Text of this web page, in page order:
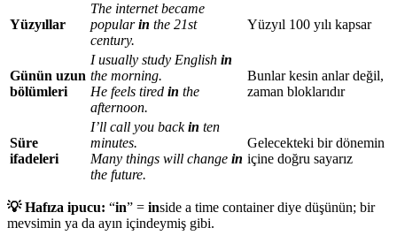
Yüzyıllar
The internet became
popularin the 21st
century.
Yüzyıl 100 yılı kapsar
Günün uzun
bölümleri
I usually study English in
the morning.
He feels tired in the
afternoon.
Bunlar kesin anlar değil,
zaman bloklarıdır
Süre
ifadeleri
I’ll call you backin ten
minutes.
Many things will change in
the future.
Gelecekteki bir dönemin
içine doğru sayarız
💡 Hafıza ipucu: “in” = inside a time container diye düşünün; bir
mevsimin ya da ayın içindeymiş gibi.